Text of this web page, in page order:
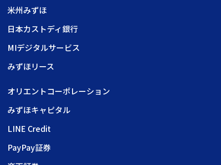
米州みずほ
日本カストディ銀行
MIデジタルサービス
みずほリース
オリエントコーポレーション
みずほキャピタル
LINE Credit
PayPay証券